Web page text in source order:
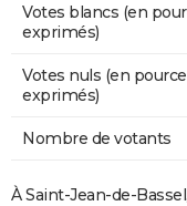
Votes blancs (en
exprimés)
Votes nuls (en
exprimés)
Nombre de votants
À Saint-Jean-de-